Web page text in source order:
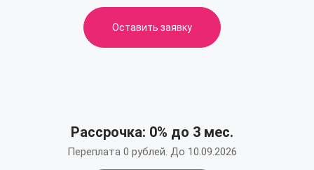
Оставить заявку
Рассрочка: 0% до 3 мес.
Переплата 0 рублей. До 10.09.2026